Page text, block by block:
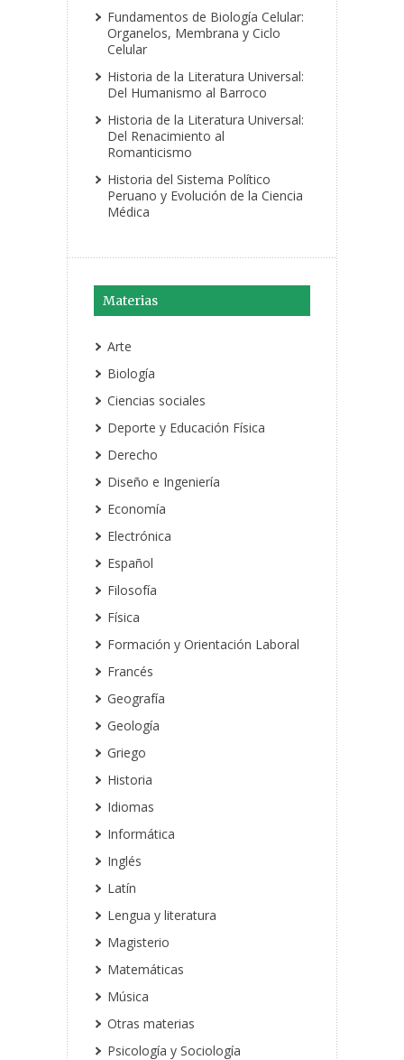
Fundamentos de Biología Celular:
Organelos, Membrana y Ciclo
Celular
Historia de la Literatura Universal:
Del Humanismo al Barroco
Historia de la Literatura Universal:
Del Renacimiento al
Romanticismo
Historia del Sistema Político
Peruano y Evolución de la Ciencia
Médica
Materias
Arte
Biología
Ciencias sociales
Deporte y Educación Física
Derecho
Diseño e Ingeniería
Economía
Electrónica
Español
Filosofía
Física
Formación y Orientación Laboral
Francés
Geografía
Geología
Griego
Historia
Idiomas
Informática
Inglés
Latín
Lengua y literatura
Magisterio
Matemáticas
Música
Otras materias
Psicología y Sociología